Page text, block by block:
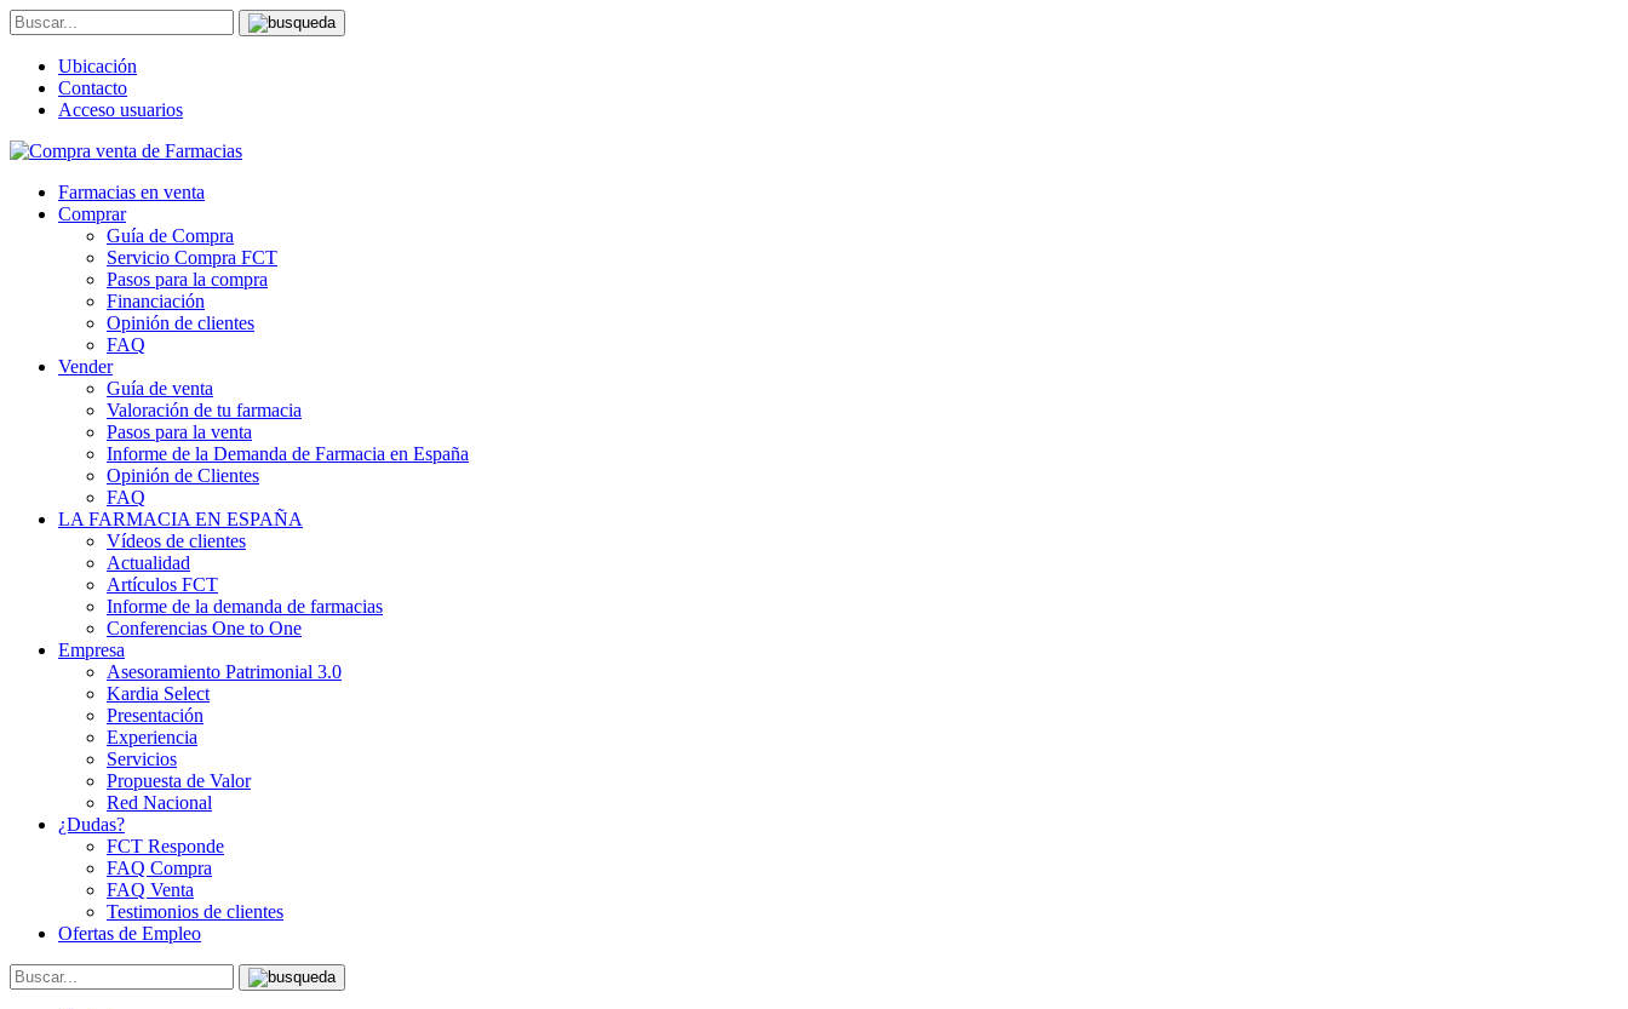
Ubicación
Contacto
Acceso usuarios
Farmacias en venta
Comprar
Guía de Compra
Servicio Compra FCT
Pasos para la compra
Financiación
Opinión de clientes
FAQ
Vender
Guía de venta
Valoración de tu farmacia
Pasos para la venta
Informe de la Demanda de Farmacia en España
Opinión de Clientes
FAQ
LA FARMACIA EN ESPAÑA
Vídeos de clientes
Actualidad
Artículos FCT
Informe de la demanda de farmacias
Conferencias One to One
Empresa
Asesoramiento Patrimonial 3.0
Kardia Select
Presentación
Experiencia
Servicios
Propuesta de Valor
Red Nacional
¿Dudas?
FCT Responde
FAQ Compra
FAQ Venta
Testimonios de clientes
Ofertas de Empleo